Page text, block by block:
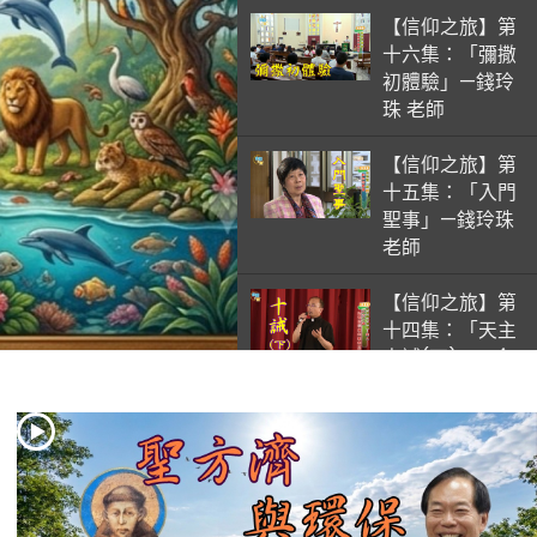
【信仰之旅】第
十六集：「彌撒
初體驗」—錢玲
珠 老師
【信仰之旅】第
十五集：「入門
聖事」—錢玲珠
老師
【信仰之旅】第
十四集：「天主
十誡(下)」—金
【信仰之旅】第
十三集：「天主
十誡(上)」—金
毓瑋 神父